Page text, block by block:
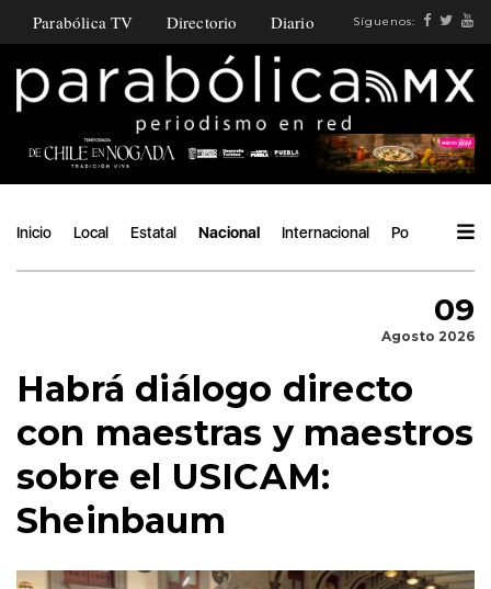
Parabólica TV Directorio Diario Síguenos:
Inicio Local Estatal Nacional Internacional Política
09
Agosto 2026
Habrá diálogo directo
con maestras y maestros
sobre el USICAM:
Sheinbaum